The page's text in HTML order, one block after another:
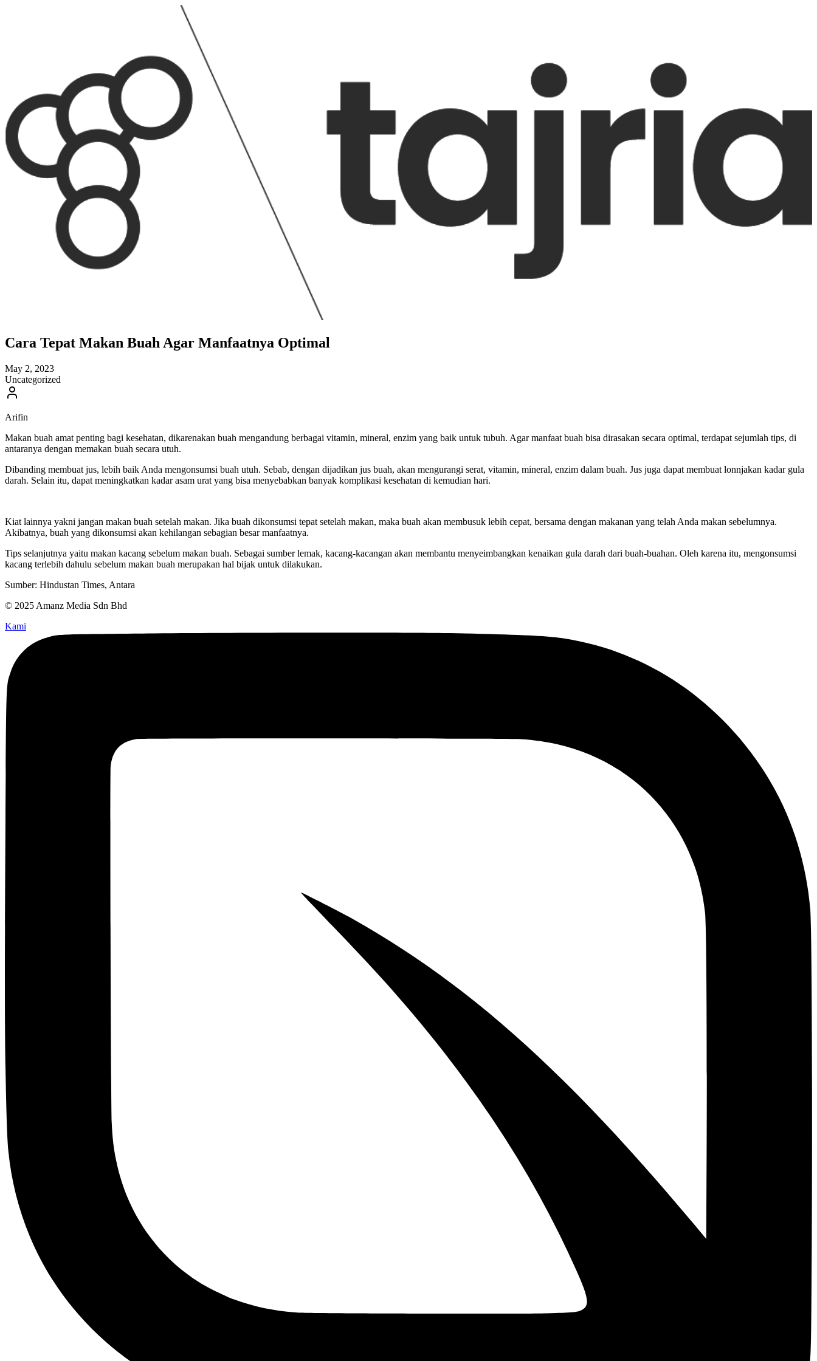
Cara Tepat Makan Buah Agar Manfaatnya Optimal
May 2, 2023
Uncategorized
Arifin
Makan buah amat penting bagi kesehatan, dikarenakan buah mengandung berbagai vitamin, mineral, enzim yang baik untuk tubuh. Agar manfaat buah bisa dirasakan secara optimal, terdapat sejumlah tips, di
antaranya dengan memakan buah secara utuh.
Dibanding membuat jus, lebih baik Anda mengonsumsi buah utuh. Sebab, dengan dijadikan jus buah, akan mengurangi serat, vitamin, mineral, enzim dalam buah. Jus juga dapat membuat lonnjakan kadar gula
darah. Selain itu, dapat meningkatkan kadar asam urat yang bisa menyebabkan banyak komplikasi kesehatan di kemudian hari.
Kiat lainnya yakni jangan makan buah setelah makan. Jika buah dikonsumsi tepat setelah makan, maka buah akan membusuk lebih cepat, bersama dengan makanan yang telah Anda makan sebelumnya.
Akibatnya, buah yang dikonsumsi akan kehilangan sebagian besar manfaatnya.
Tips selanjutnya yaitu makan kacang sebelum makan buah. Sebagai sumber lemak, kacang-kacangan akan membantu menyeimbangkan kenaikan gula darah dari buah-buahan. Oleh karena itu, mengonsumsi
kacang terlebih dahulu sebelum makan buah merupakan hal bijak untuk dilakukan.
Sumber: Hindustan Times, Antara
© 2025 Amanz Media Sdn Bhd
Kami